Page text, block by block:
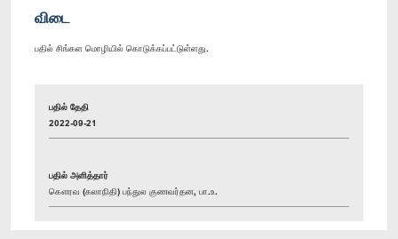
விடை
பதில் சிங்கள மொழியில் கொடுக்கப்பட்டுள்ளது.
பதில் தேதி
2022-09-21
பதில் அளித்தார்
கௌரவ (கலாநிதி) பந்துல குணவர்தன, பா.உ.